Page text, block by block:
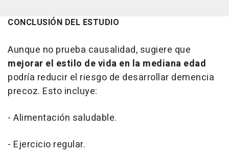
CONCLUSIÓN DEL ESTUDIO
Aunque no prueba causalidad, sugiere que
mejorar el estilo de vida en la mediana edad
podría reducir el riesgo de desarrollar demencia
precoz. Esto incluye:
- Alimentación saludable.
- Ejercicio regular.